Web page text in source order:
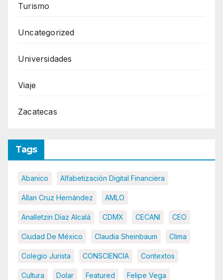
Turismo
Uncategorized
Universidades
Viaje
Zacatecas
Tags
Abanico Alfabetización Digital Financiera
Allan Cruz Hernández AMLO
Analletzin Díaz Alcalá CDMX CECANI CEO
Ciudad De México Claudia Sheinbaum Clima
Colegio Jurista CONSCIENCIA Contextos
Cultura Dolar Featured Felipe Vega